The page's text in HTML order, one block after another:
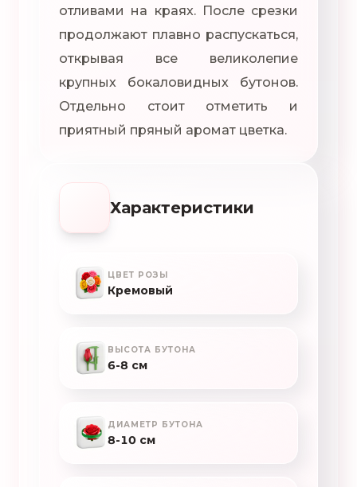
отливами на краях. После срезки
продолжают плавно распускаться,
открывая все великолепие
крупных бокаловидных бутонов.
Отдельно стоит отметить и
приятный пряный аромат цветка.
Характеристики
ЦВЕТ РОЗЫ
Кремовый
ВЫСОТА БУТОНА
6-8 см
ДИАМЕТР БУТОНА
8-10 см